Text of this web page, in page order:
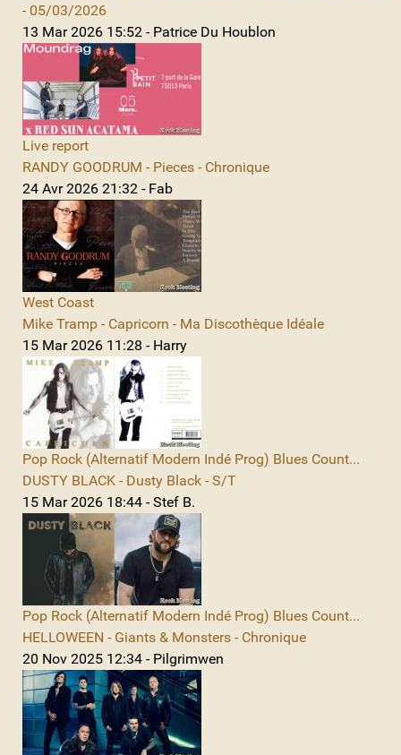
- 05/03/2026
13 Mar 2026 15:52 - Patrice Du Houblon
Live report
RANDY GOODRUM - Pieces - Chronique
24 Avr 2026 21:32 - Fab
West Coast
Mike Tramp - Capricorn - Ma Discothèque Idéale
15 Mar 2026 11:28 - Harry
Pop Rock (Alternatif Modern Indé Prog) Blues Count...
DUSTY BLACK - Dusty Black - S/T
15 Mar 2026 18:44 - Stef B.
Pop Rock (Alternatif Modern Indé Prog) Blues Count...
HELLOWEEN - Giants & Monsters - Chronique
20 Nov 2025 12:34 - Pilgrimwen